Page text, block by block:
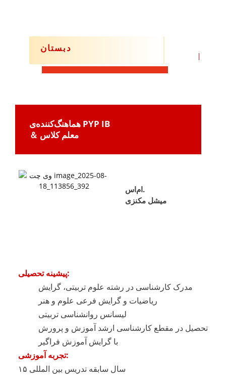
دبستان
هماهنگ‌کننده‌ی PYP IB
＆ معلم کلاس
ام‌اس.
میشل مکنزی
پیشینه تحصیلی:
مدرک کارشناسی در رشته علوم تربیتی، گرایش
ریاضیات و گرایش فرعی علوم و هنر
لیسانس روانشناسی تربیتی
تحصیل در مقطع کارشناسی ارشد آموزش و پرورش
با گرایش آموزش فراگیر
تجربه آموزشی:
۱۵ سال سابقه تدریس بین المللی